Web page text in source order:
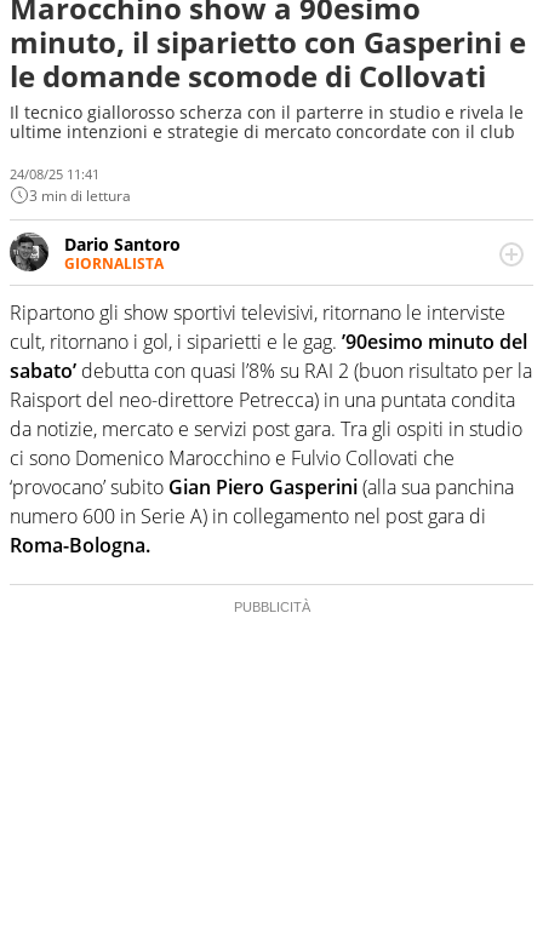
minuto, il siparietto con Gasperini e
le domande scomode di Collovati
Il tecnico giallorosso scherza con il parterre in studio e rivela le
ultime intenzioni e strategie di mercato concordate con il club
24/08/25 11:41
3 min di lettura
Dario Santoro
GIORNALISTA
Scrive, commenta, racconta lo sport in tutte le
sfaccettature. Tocca l'apice quando ha modo di
concentrarsi sulle interviste ai grandi protagonisti
Ripartono gli show sportivi televisivi, ritornano le interviste
cult, ritornano i gol, i siparietti e le gag. ’90esimo minuto del
sabato’ debutta con quasi l’8% su RAI 2 (buon risultato per la
Raisport del neo-direttore Petrecca) in una puntata condita
da notizie, mercato e servizi post gara. Tra gli ospiti in studio
ci sono Domenico Marocchino e Fulvio Collovati che
‘provocano’ subito Gian Piero Gasperini(alla sua panchina
numero 600 in Serie A) in collegamento nel post gara di
Roma-Bologna.